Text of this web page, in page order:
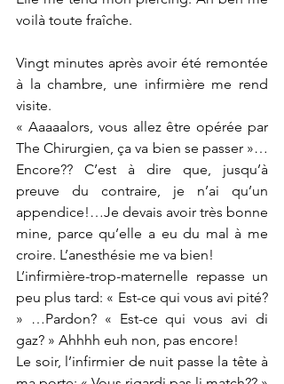
voilà toute fraîche.
Vingt minutes après avoir été remontée
à la chambre, une infirmière me rend
visite.
« Aaaaalors, vous allez être opérée par
The Chirurgien, ça va bien se passer »…
Encore?? C’est à dire que, jusqu’à
preuve du contraire, je n’ai qu’un
appendice!…Je devais avoir très bonne
mine, parce qu’elle a eu du mal à me
croire. L’anesthésie me va bien!
L’infirmière-trop-maternelle repasse un
peu plus tard: « Est-ce qui vous avi pité?
» …Pardon? « Est-ce qui vous avi di
gaz? » Ahhhh euh non, pas encore!
Le soir, l’infirmier de nuit passe la tête à